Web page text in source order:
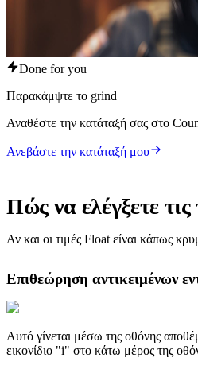
Done for you
Παρακάμψτε το grind
Αναθέστε την κατάταξή σας στο
Ανεβάστε την κατάταξή μου
Πώς να ελέγξετε
Αν και οι τιμές Float είναι κάπως
Επιθεώρηση αντικειμένων
Αυτό γίνεται μέσω της οθόνης
εικονίδιο "i" στο κάτω μέρος της